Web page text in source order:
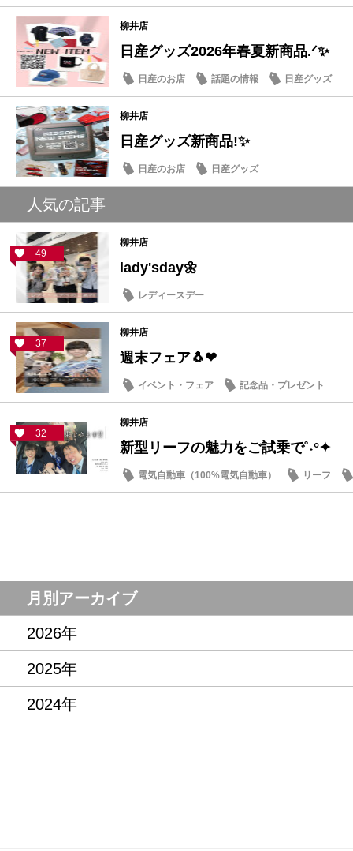
柳井店
日産グッズ2026年春夏新商品.ᐟ✨
日産のお店 話題の情報 日産グッズ
柳井店
日産グッズ新商品!✨
日産のお店 日産グッズ
人気の記事
49
柳井店
lady'sday🌼
レディースデー
37
柳井店
週末フェア🐧❤
イベント・フェア 記念品・プレゼント
32
柳井店
新型リーフの魅力をご試乗で˚˖°✦
電気自動車（100%電気自動車）
リーフ
記念品・プレゼント
月別アーカイブ
2026年
2025年
2024年